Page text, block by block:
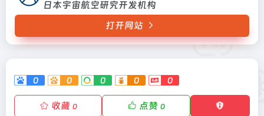
日本宇宙航空研究开发机构
打开网站
0 0 0 0 0
收藏 0 点赞 0